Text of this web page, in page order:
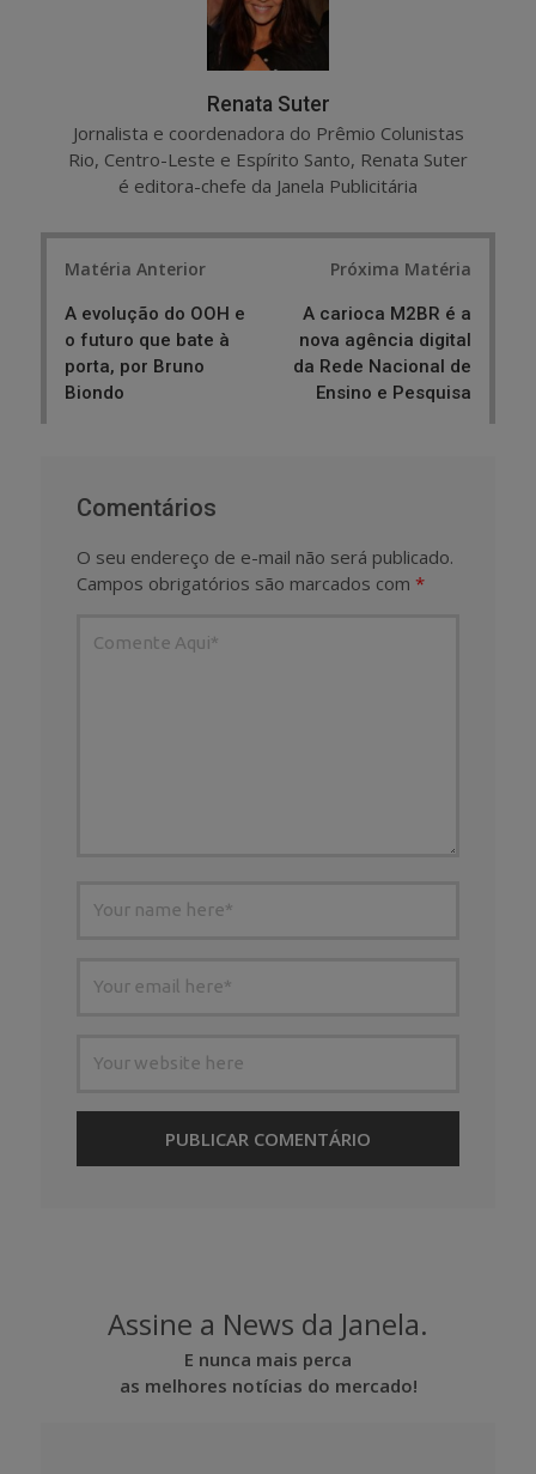
Renata Suter
Jornalista e coordenadora do Prêmio Colunistas
Rio, Centro-Leste e Espírito Santo, Renata Suter
é editora-chefe da Janela Publicitária
Matéria Anterior
A evolução do OOH e
o futuro que bate à
porta, por Bruno
Biondo
Próxima Matéria
A carioca M2BR é a
nova agência digital
da Rede Nacional de
Ensino e Pesquisa
Comentários
O seu endereço de e-mail não será publicado.
Campos obrigatórios são marcados com *
Assine a News da Janela.
E nunca mais perca
as melhores notícias do mercado!